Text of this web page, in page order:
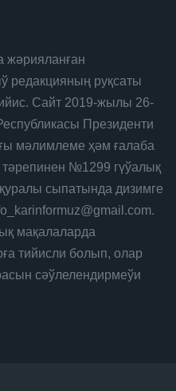
жәрияланған
редакцияның руқсаты
Сайт 2019-жылы 26-
Президенти
мәлимлеме ҳәм ғалаба
тәрепинен №1299 гүўалық
сыпатында дизимге
мақалаларда
тийисли болып, олар
сәўлелендирмеўи